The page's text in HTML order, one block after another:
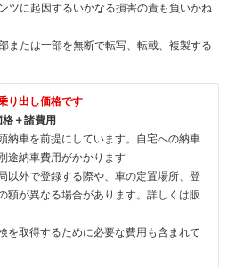
ツに起因するいかなる損害の責も負いかね
または一部を無断で転写、転載、複製する
り出し価格です
＋諸費用
納車を前提にしています。自宅への納車
途納車費用がかかります
以外で登録する際や、車の定置場所、登
額が異なる場合があります。詳しくは販
取得するために必要な費用も含まれて